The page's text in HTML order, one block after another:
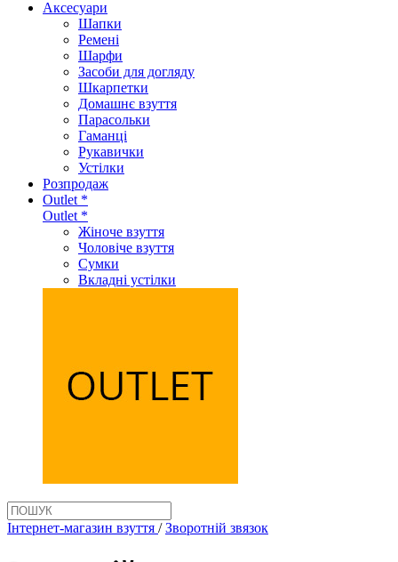
Аксеcуари
Шапки
Ремені
Шарфи
Засоби для догляду
Шкарпетки
Домашнє взуття
Парасольки
Гаманці
Рукавички
Устілки
Розпродаж
Outlet *
Outlet *
Жіноче взуття
Чоловіче взуття
Сумки
Вкладні устілки
Інтернет-магазин взуття / Зворотній звязок